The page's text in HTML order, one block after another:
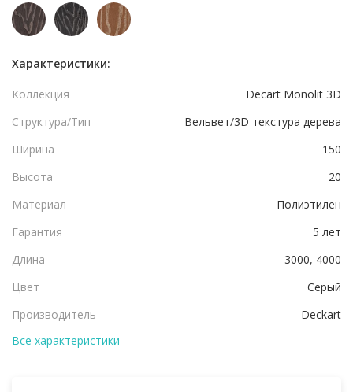
Характеристики:
Коллекция
Decart Monolit 3D
Структура/Тип
Вельвет/3D текстура дерева
Ширина
150
Высота
20
Материал
Полиэтилен
Гарантия
5 лет
Длина
3000, 4000
Цвет
Серый
Производитель
Deckart
Все характеристики